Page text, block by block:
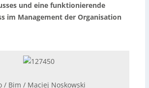
und eine funktionierende
im Management der Organisation
/ Bim / Maciej Noskowski